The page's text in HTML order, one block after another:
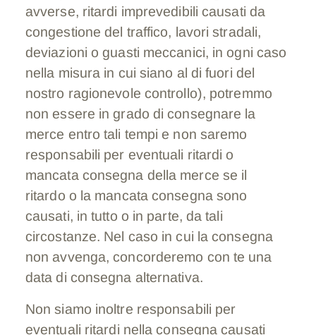
avverse, ritardi imprevedibili causati da
congestione del traffico, lavori stradali,
deviazioni o guasti meccanici, in ogni caso
nella misura in cui siano al di fuori del
nostro ragionevole controllo), potremmo
non essere in grado di consegnare la
merce entro tali tempi e non saremo
responsabili per eventuali ritardi o
mancata consegna della merce se il
ritardo o la mancata consegna sono
causati, in tutto o in parte, da tali
circostanze. Nel caso in cui la consegna
non avvenga, concorderemo con te una
data di consegna alternativa.
Non siamo inoltre responsabili per
eventuali ritardi nella consegna causati